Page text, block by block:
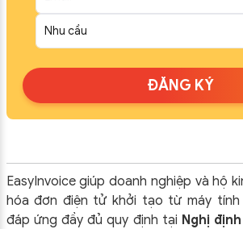
ĐĂNG KÝ
EasyInvoice giúp doanh nghiệp và hộ
hóa đơn điện tử khởi tạo từ máy tính
đáp ứng đầy đủ quy định tại Nghị